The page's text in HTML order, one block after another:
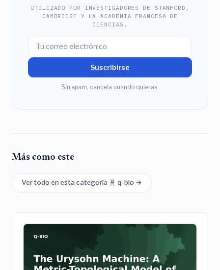
UTILIZADO POR INVESTIGADORES DE STANFORD,
CAMBRIDGE Y LA ACADEMIA FRANCESA DE
CIENCIAS.
Suscribirse
Sin spam, cancela cuando quieras.
Más como este
Ver todo en esta categoría 🧬 q-bio →